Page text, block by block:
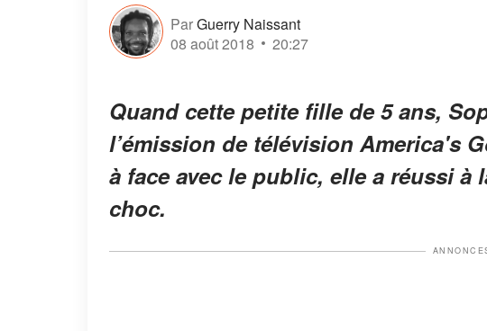
ParGuerry Naissant
08 août 2018
20:27
Quand cette petite fille de 5 ans,
l’émission de télévision America's
à face avec le public, elle a réussi
choc.